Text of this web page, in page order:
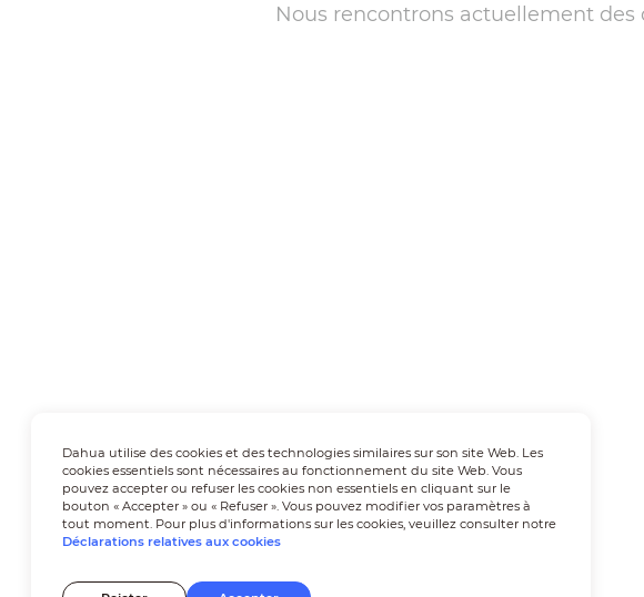
Nous rencontrons actuellement
Dahua utilise des cookies et des technologies similaires sur son site Web. Les
cookies essentiels sont nécessaires au fonctionnement du site Web. Vous
pouvez accepter ou refuser les cookies non essentiels en cliquant sur le
bouton « Accepter » ou « Refuser ». Vous pouvez modifier vos paramètres à
tout moment. Pour plus d'informations sur les cookies, veuillez consulter notre
Déclarations relatives aux cookies